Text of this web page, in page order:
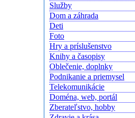
Služby
Dom a záhrada
Deti
Foto
Hry a príslušenstvo
Knihy a časopisy
Oblečenie, doplnky
Podnikanie a priemysel
Telekomunikácie
Doména, web, portál
Zberateľstvo, hobby